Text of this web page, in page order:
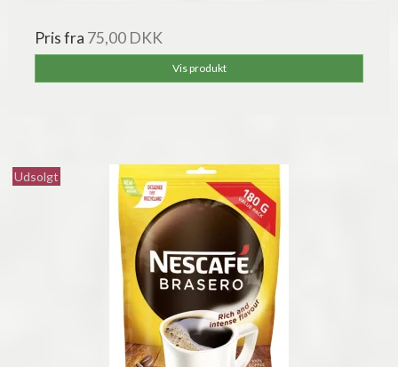
Pris fra 75,00 DKK
Vis produkt
Udsolgt